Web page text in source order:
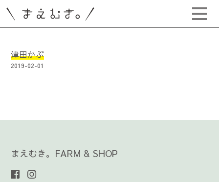
津田かぶ
2019-02-01
まえむき。FARM & SHOP